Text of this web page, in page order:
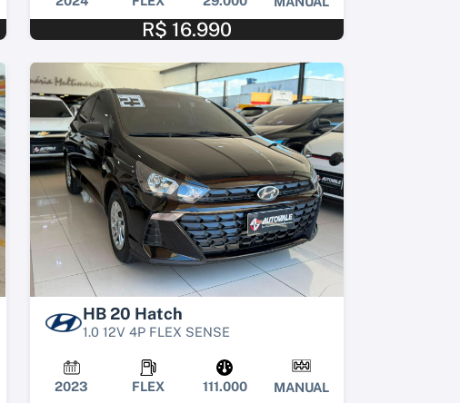
R$ 16.990
HB 20 Hatch
1.0 12V 4P FLEX SENSE
2023 FLEX 111.000 MANUAL